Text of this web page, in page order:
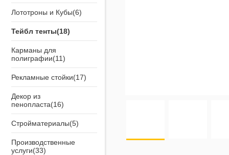
Лототроны и Кубы
Тейбл тенты
Карманы для
полиграфии
Рекламные стойки
Декор из
пенопласта
Стройматериалы
Производственные
услуги